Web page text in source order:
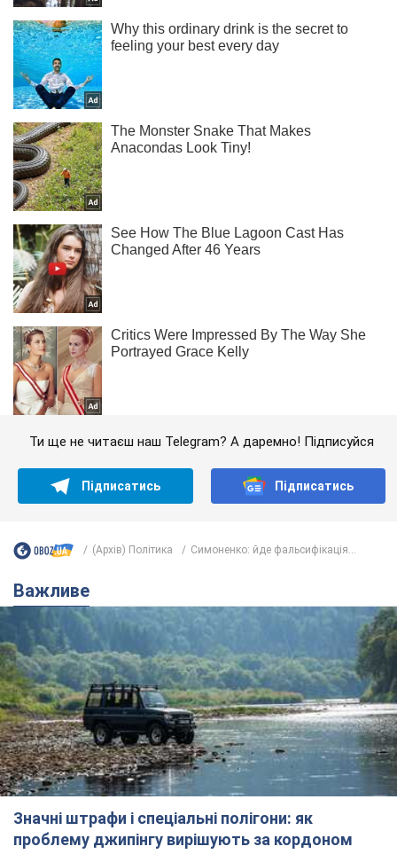
Ти ще не читаєш наш Telegram? А даремно! Підписуйся
Підписатись Підписатись
(Архів) Політика Симоненко: йде фальсифікація...
Важливе
Значні штрафи і спеціальні полігони: як
проблему джипінгу вирішують за кордоном